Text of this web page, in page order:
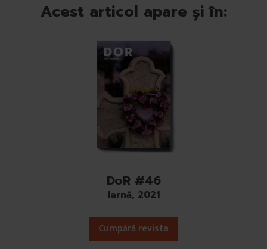
Acest articol apare și în:
DoR #46
Iarnă, 2021
Cumpără revista